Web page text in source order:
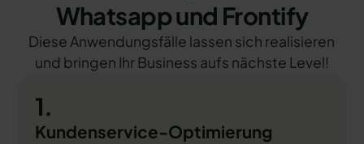
Whatsapp und Frontify
Diese Anwendungsfälle lassen sich realisieren
und bringen Ihr Business aufs nächste Level!
1.
Kundenservice-Optimierung